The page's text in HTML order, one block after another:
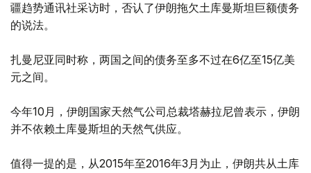
疆趋势通讯社采访时，否认了伊朗拖欠土库曼斯坦巨额债务
的说法。
扎曼尼亚同时称，两国之间的债务至多不过在6亿至15亿美
元之间。
今年10月，伊朗国家天然气公司总裁塔赫拉尼曾表示，伊朗
并不依赖土库曼斯坦的天然气供应。
值得一提的是，从2015年至2016年3月为止，伊朗共从土库